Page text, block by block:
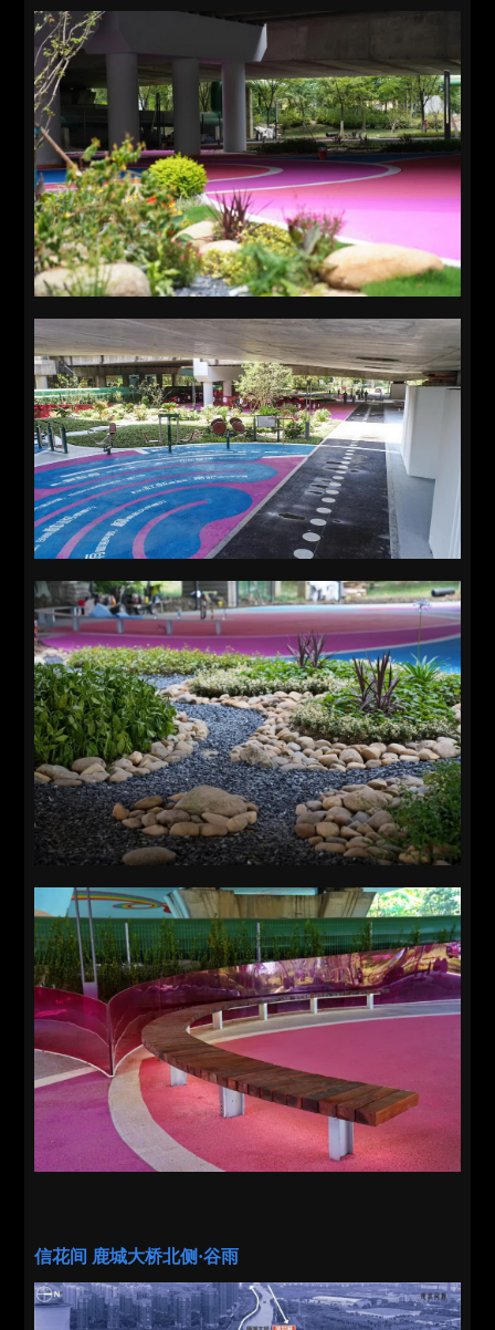
信花间 鹿城大桥北侧·谷雨